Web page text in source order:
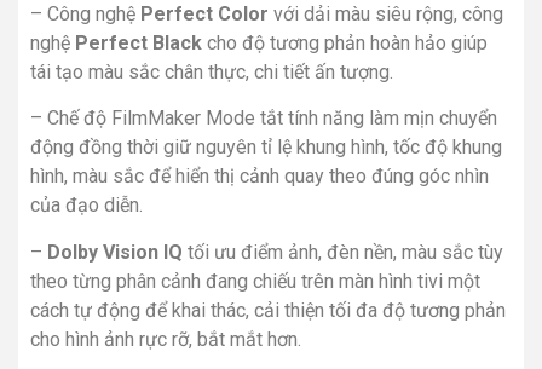
– Công nghệ Perfect Color với dải màu siêu rộng, công
nghệ Perfect Black cho độ tương phản hoàn hảo giúp
tái tạo màu sắc chân thực, chi tiết ấn tượng.
– Chế độ FilmMaker Mode tắt tính năng làm mịn chuyển
động đồng thời giữ nguyên tỉ lệ khung hình, tốc độ khung
hình, màu sắc để hiển thị cảnh quay theo đúng góc nhìn
của đạo diễn.
– Dolby Vision IQ tối ưu điểm ảnh, đèn nền, màu sắc tùy
theo từng phân cảnh đang chiếu trên màn hình tivi một
cách tự động để khai thác, cải thiện tối đa độ tương phản
cho hình ảnh rực rỡ, bắt mắt hơn.